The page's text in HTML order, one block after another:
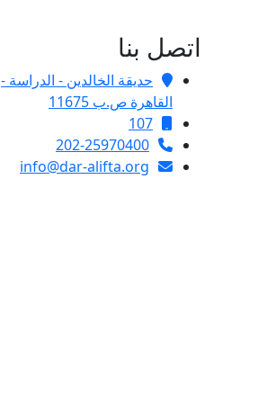
اتصل بنا
حديقة الخالدين - الدراسة -
القاهرة ص.ب 11675
107
202-25970400
info@dar-alifta.org